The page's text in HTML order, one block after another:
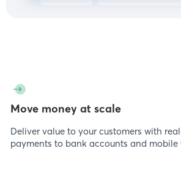
Move money at scale
Deliver value to your customers with
payments to bank accounts and mobile